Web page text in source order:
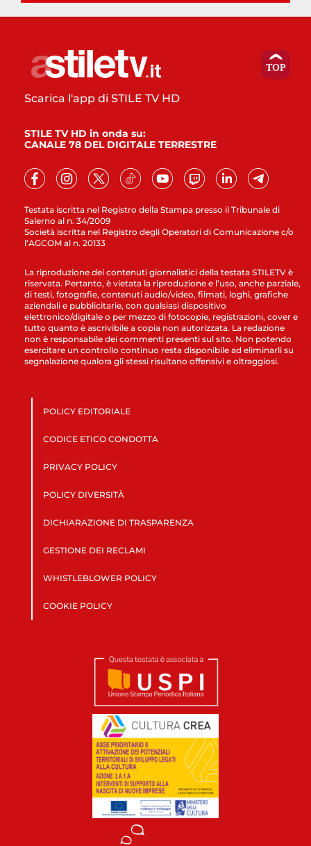
Testata iscritta nel Registro della Stampa presso il Tribunale di
Salerno al n. 34/2009
Società iscritta nel Registro degli Operatori di Comunicazione c/o
l’AGCOM al n. 20133
Scarica l'app di STILE TV HD
STILE TV HD in onda su:
CANALE 78 DEL DIGITALE TERRESTRE
La riproduzione dei contenuti giornalistici della testata STILETV è
riservata. Pertanto, è vietata la riproduzione e l’uso, anche parziale,
di testi, fotografie, contenuti audio/video, filmati, loghi, grafiche
aziendali e pubblicitarie, con qualsiasi dispositivo
elettronico/digitale o per mezzo di fotocopie, registrazioni, cover e
tutto quanto è ascrivibile a copia non autorizzata. La redazione
non è responsabile dei commenti presenti sul sito. Non potendo
esercitare un controllo continuo resta disponibile ad eliminarli su
segnalazione qualora gli stessi risultano offensivi e oltraggiosi.
POLICY EDITORIALE
CODICE ETICO CONDOTTA
PRIVACY POLICY
POLICY DIVERSITÀ
DICHIARAZIONE DI TRASPARENZA
GESTIONE DEI RECLAMI
WHISTLEBLOWER POLICY
COOKIE POLICY